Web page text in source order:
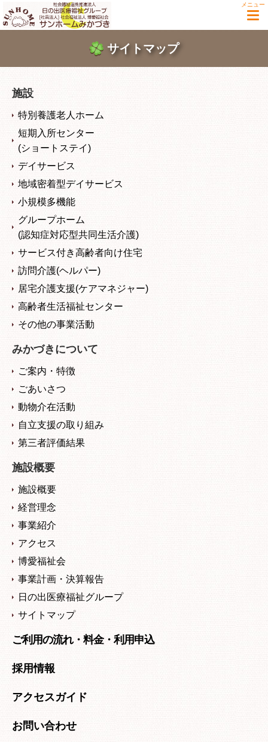
メニュー
サイトマップ
施設
特別養護老人ホーム
短期入所センター
(ショートステイ)
デイサービス
地域密着型デイサービス
小規模多機能
グループホーム
(認知症対応型共同生活介護)
サービス付き高齢者向け住宅
訪問介護(ヘルパー)
居宅介護支援(ケアマネジャー)
高齢者生活福祉センター
その他の事業活動
みかづきについて
ご案内・特徴
ごあいさつ
動物介在活動
自立支援の取り組み
第三者評価結果
施設概要
施設概要
経営理念
事業紹介
アクセス
博愛福祉会
事業計画・決算報告
日の出医療福祉グループ
サイトマップ
ご利用の流れ・料金・利用申込
採用情報
アクセスガイド
お問い合わせ